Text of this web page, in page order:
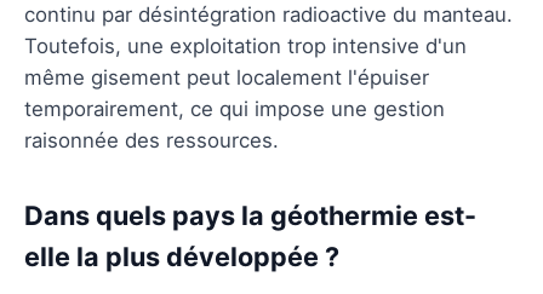
continu par désintégration radioactive du manteau.
Toutefois, une exploitation trop intensive d'un
même gisement peut localement l'épuiser
temporairement, ce qui impose une gestion
raisonnée des ressources.
Dans quels pays la géothermie est-
elle la plus développée ?